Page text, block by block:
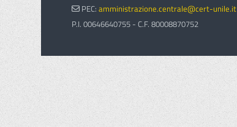
PEC:amministrazione.centrale@cert-unile.it
P.I. 00646640755 - C.F. 80008870752